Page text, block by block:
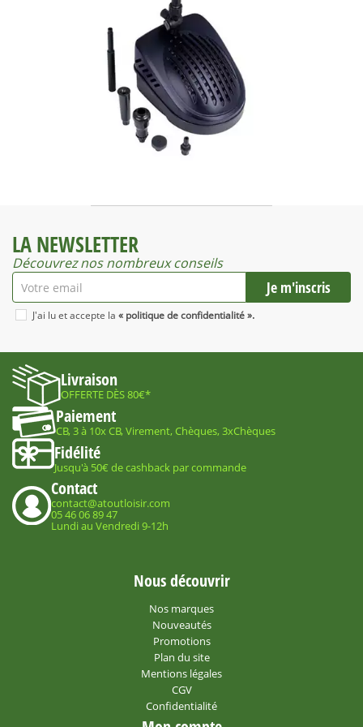
LA NEWSLETTER
Découvrez nos nombreux conseils
J'ai lu et accepte la « politique de confidentialité ».
Livraison
OFFERTE DÈS 80€*
Paiement
CB, 3 à 10x CB, Virement, Chèques, 3xChèques
Fidélité
Jusqu'à 50€ de cashback par commande
Contact
contact@atoutloisir.com
05 46 06 89 47
Lundi au Vendredi 9-12h
Nous découvrir
Nos marques
Nouveautés
Promotions
Plan du site
Mentions légales
CGV
Confidentialité